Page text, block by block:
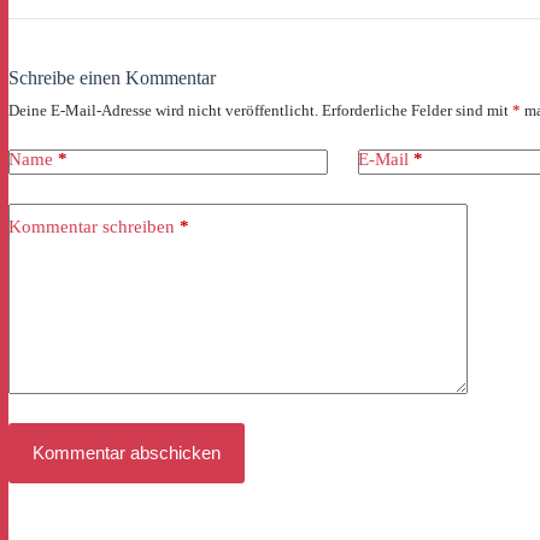
Schreibe einen Kommentar
Deine E-Mail-Adresse wird nicht veröffentlicht. Erforderliche Felder sind mit *
Name * E-Mail *
Kommentar schreiben *
Kommentar abschicken